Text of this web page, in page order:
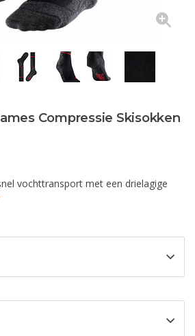
Compressie Skisokken
vochttransport met een drielagige